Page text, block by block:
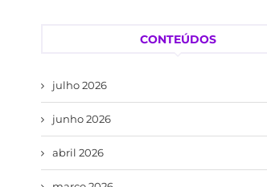
CONTEÚDOS
julho 2026
junho 2026
abril 2026